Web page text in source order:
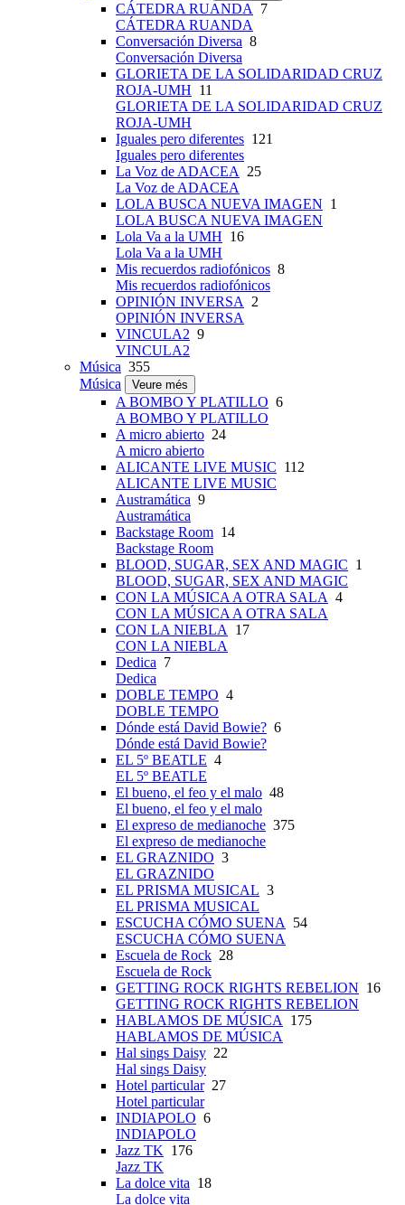
CÁTEDRA RUANDA
7
CÁTEDRA RUANDA
Conversación Diversa 8
Conversación Diversa
GLORIETA DE LA SOLIDARIDAD CRUZ
ROJA-UMH 11
GLORIETA DE LA SOLIDARIDAD CRUZ
ROJA-UMH
Iguales pero diferentes 121
Iguales pero diferentes
La Voz de ADACEA
25
La Voz de ADACEA
LOLA BUSCA NUEVA IMAGEN 1
LOLA BUSCA NUEVA IMAGEN
Lola Va a la UMH 16
Lola Va a la UMH
Mis recuerdos radiofónicos 8
Mis recuerdos radiofónicos
OPINIÓN INVERSA
2
OPINIÓN INVERSA
VINCULA2 9
VINCULA2
Música 355
Música
Veure més
A BOMBO Y PLATILLO 6
A BOMBO Y PLATILLO
A micro abierto 24
A micro abierto
ALICANTE LIVE MUSIC 112
ALICANTE LIVE MUSIC
Austramática 9
Austramática
Backstage Room 14
Backstage Room
BLOOD, SUGAR, SEX AND MAGIC 1
BLOOD, SUGAR, SEX AND MAGIC
CON LA MÚSICA A OTRA SALA 4
CON LA MÚSICA A OTRA SALA
CON LA NIEBLA
17
CON LA NIEBLA
Dedica 7
Dedica
DOBLE TEMPO 4
DOBLE TEMPO
Dónde está David Bowie? 6
Dónde está David Bowie?
EL 5º BEATLE 4
EL 5º BEATLE
El bueno, el feo y el malo 48
El bueno, el feo y el malo
El expreso de medianoche 375
El expreso de medianoche
EL GRAZNIDO 3
EL GRAZNIDO
EL PRISMA MUSICAL 3
EL PRISMA MUSICAL
ESCUCHA CÓMO SUENA
54
ESCUCHA CÓMO SUENA
Escuela de Rock 28
Escuela de Rock
GETTING ROCK RIGHTS REBELION 16
GETTING ROCK RIGHTS REBELION
HABLAMOS DE MÚSICA
175
HABLAMOS DE MÚSICA
Hal sings Daisy 22
Hal sings Daisy
Hotel particular27
Hotel particular
INDIAPOLO 6
INDIAPOLO
Jazz TK 176
Jazz TK
La dolce vita 18
La dolce vita